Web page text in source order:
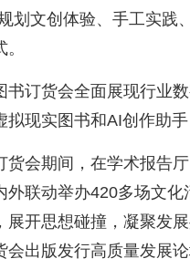
划文创体验、手工实践
书订货会全面展现行业
拟现实图书和AI创作助
货会期间，在学术报告
外联动举办420多场文
展开思想碰撞，凝聚发
会出版发行高质量发展